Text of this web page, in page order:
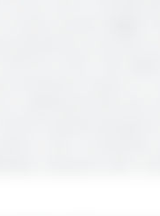
propri prezzi
(il prezzo
€ al chilo). Sia negli
suina è in
costantemente da
questa situazione
che in entrambi i
riduzione del